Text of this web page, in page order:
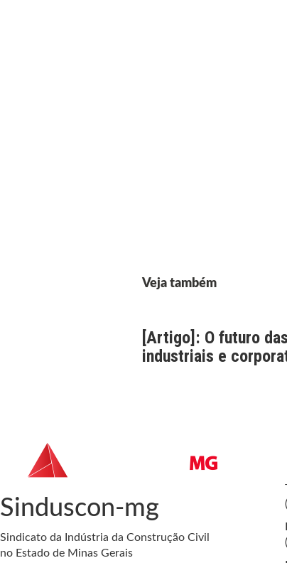
Veja também
[Artigo]: O futuro
industriais e
Sinduscon-mg
Sindicato da Indústria da Construção Civil
no Estado de Minas Gerais